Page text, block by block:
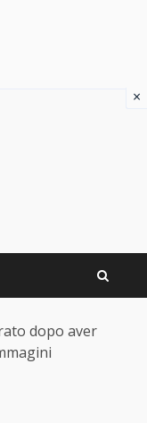
dopo aver
×